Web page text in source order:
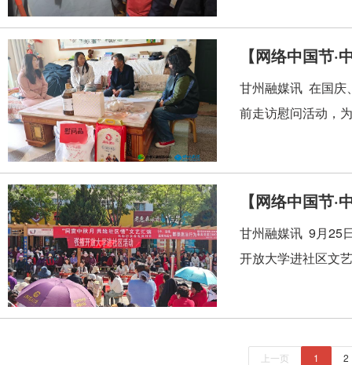
【网络中国节
甘州融媒讯 在国庆
前走访慰问活动，
【网络中国节
甘州融媒讯 9月25
开放大学进社区文
上一页 1 2